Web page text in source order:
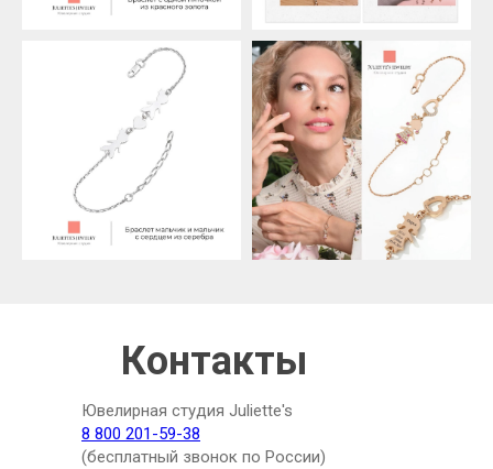
Ювелирная студия Juliette's
8 800 201-59-38
(бесплатный звонок по России)
Контакты